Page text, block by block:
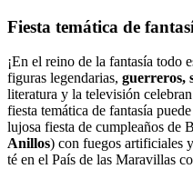
Fiesta temática de
¡En el reino de la fantasía todo
figuras legendarias, guerreros,
literatura y la televisión
fiesta temática de fantasía
lujosa fiesta de cumpleaños de
Anillos) con fuegos artificiales
té en el País de las Maravillas